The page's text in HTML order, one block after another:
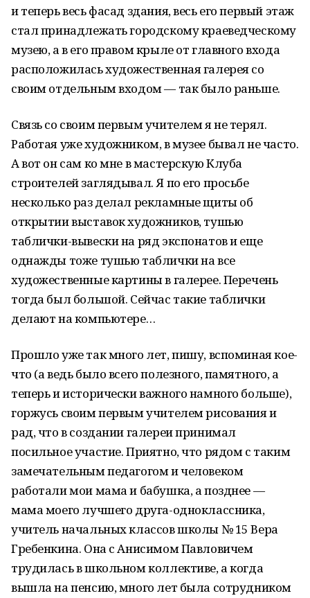
и теперь весь фасад здания, весь его первый этаж
стал принадлежать городскому краеведческому
музею, а в его правом крыле от главного входа
расположилась художественная галерея со
своим отдельным входом — так было раньше.
Связь со своим первым учителем я не терял.
Работая уже художником, в музее бывал не часто.
А вот он сам ко мне в мастерскую Клуба
строителей заглядывал. Я по его просьбе
несколько раз делал рекламные щиты об
открытии выставок художников, тушью
таблички-вывески на ряд экспонатов и еще
однажды тоже тушью таблички на все
художественные картины в галерее. Перечень
тогда был большой. Сейчас такие таблички
делают на компьютере…
Прошло уже так много лет, пишу, вспоминая кое-
что (а ведь было всего полезного, памятного, а
теперь и исторически важного намного больше),
горжусь своим первым учителем рисования и
рад, что в создании галереи принимал
посильное участие. Приятно, что рядом с таким
замечательным педагогом и человеком
работали мои мама и бабушка, а позднее —
мама моего лучшего друга-одноклассника,
учитель начальных классов школы № 15 Вера
Гребенкина. Она с Анисимом Павловичем
трудилась в школьном коллективе, а когда
вышла на пенсию, много лет была сотрудником